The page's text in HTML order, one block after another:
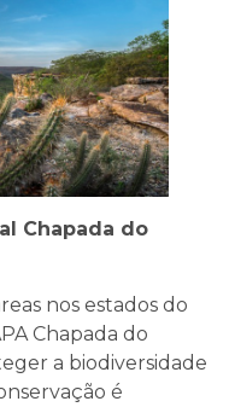
Chapada do
nos estados do
Chapada do
a biodiversidade
é